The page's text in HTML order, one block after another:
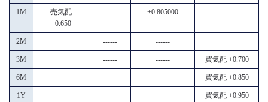
1M
売気配
+0.650
------ +0.805000
2M ------ ------
3M ------ ------ 買気配 +0.700
6M 買気配 +0.850
1Y 買気配 +0.950